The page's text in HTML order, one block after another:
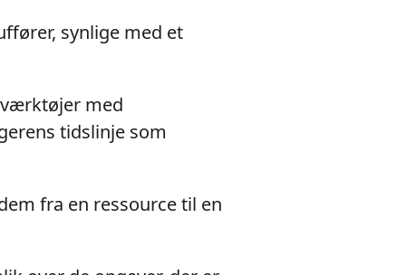
synlige med et
med
tidslinje som
fra en ressource til en